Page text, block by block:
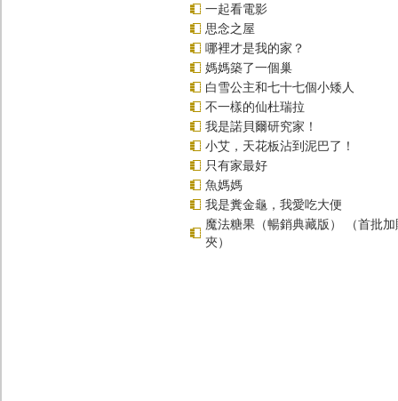
一起看電影
思念之屋
哪裡才是我的家？
媽媽築了一個巢
白雪公主和七十七個小矮人
不一樣的仙杜瑞拉
我是諾貝爾研究家！
小艾，天花板沾到泥巴了！
只有家最好
魚媽媽
我是糞金龜，我愛吃大便
魔法糖果（暢銷典藏版） （首批
夾）